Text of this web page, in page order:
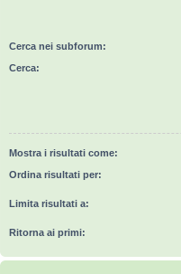
Cerca nei subforum:
Cerca:
Mostra i risultati come:
Ordina risultati per:
Limita risultati a:
Ritorna ai primi: